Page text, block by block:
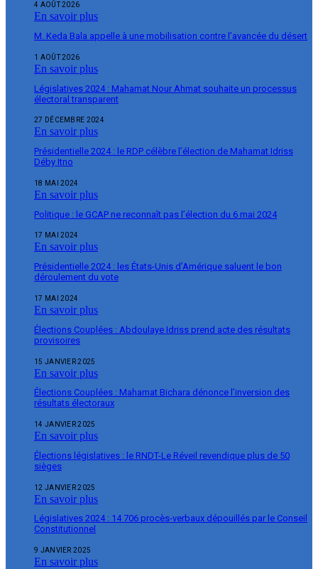
4 AOÛT 2026
En savoir plus
M. Keda Bala appelle à une mobilisation contre l’avancée du désert
1 AOÛT 2026
En savoir plus
Législatives 2024 : Mahamat Nour Ahmat souhaite un processus
électoral transparent
27 DÉCEMBRE 2024
En savoir plus
Présidentielle 2024 : le RDP célèbre l’élection de Mahamat Idriss
Déby Itno
18 MAI 2024
En savoir plus
Politique : le GCAP ne reconnaît pas l’élection du 6 mai 2024
17 MAI 2024
En savoir plus
Présidentielle 2024 : les États-Unis d’Amérique saluent le bon
déroulement du vote
17 MAI 2024
En savoir plus
Élections Couplées : Abdoulaye Idriss prend acte des résultats
provisoires
15 JANVIER 2025
En savoir plus
Élections Couplées : Mahamat Bichara dénonce l’inversion des
résultats électoraux
14 JANVIER 2025
En savoir plus
Élections législatives : le RNDT-Le Réveil revendique plus de 50
sièges
12 JANVIER 2025
En savoir plus
Législatives 2024 : 14 706 procès-verbaux dépouillés par le Conseil
Constitutionnel
9 JANVIER 2025
En savoir plus